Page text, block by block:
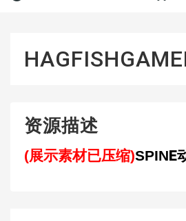
资源描述
(展示素材已压缩)SPINE